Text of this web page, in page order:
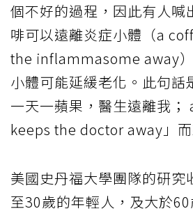
個不好的過程，因此有人喊
啡可以遠離炎症小體（a
the inflammasome away
小體可能延緩老化。此句話
一天一蘋果，醫生遠離我
keeps the doctor away」而
美國史丹福大學團隊的研究
至30歲的年輕人，及大於